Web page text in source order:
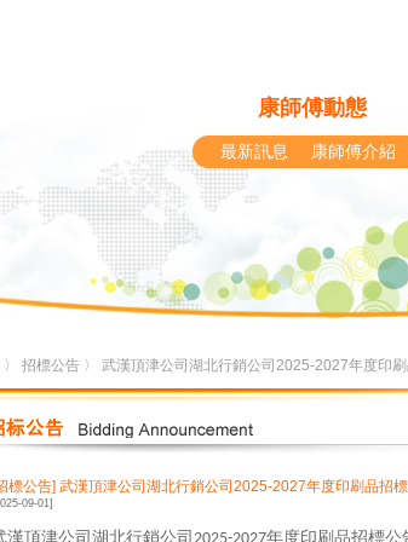
康師傅動態
最新訊息 康師傅介紹
〉 招標公告 〉 武漢頂津公司湖北行銷公司2025-2027年度印
標公告] 武漢頂津公司湖北行銷公司2025-2027年度印刷品招
09-01]
漢頂津公司湖北行銷公司 年度印刷品招標公